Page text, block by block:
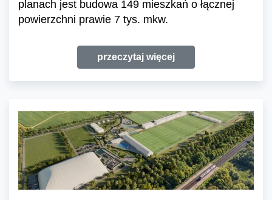
planach jest budowa 149 mieszkań o łącznej
powierzchni prawie 7 tys. mkw.
przeczytaj więcej